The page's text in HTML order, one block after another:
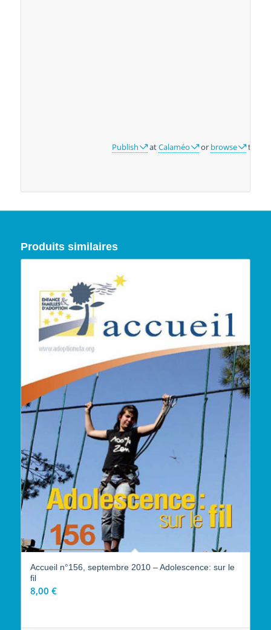
Publish atCalaméo or browse the
Produits similaires
Accueil n°156, septembre 2010 – Adolescence: sur le
fil
8,00 €